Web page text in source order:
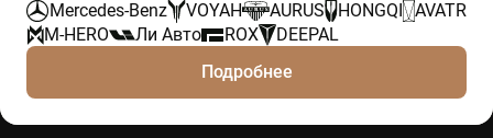
Mercedes-Benz
VOYAH AURUS HONGQI
AVATR
M-HERO
Ли Авто ROX
DEEPAL
Подробнее